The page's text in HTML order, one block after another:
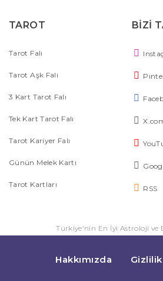
TAROT
Tarot Falı
Tarot Aşk Falı
3 Kart Tarot Falı
Tek Kart Tarot Falı
Tarot Kariyer Falı
Günün Melek Kartı
Tarot Kartları
BİZİ
RSS
Türkiye'nin En İyi Astroloji ve
Hakkımızda